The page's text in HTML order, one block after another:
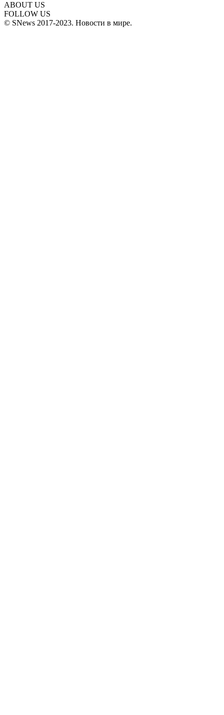
ABOUT US
FOLLOW US
© SNews 2017-2023. Новости в мире.